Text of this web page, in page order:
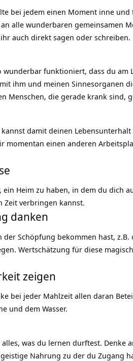
bei jedem einen Moment inne
alle wunderbaren gemeinsamen
auch direkt sagen oder schreiben.
wunderbar funktioniert, dass du am
ihm und meinen Sinnesorganen
Menschen, die gerade krank sind,
damit deinen
momentan einen anderen
ein Heim zu haben, in dem du dich
Zeit verbringen kannst.
danken
Schöpfung bekommen hast,
Wertschätzung für diese
zeigen
bei jeder Mahlzeit allen daran
und dem Wasser.
was du lernen durftest. Denke
Nahrung zu der du Zugang